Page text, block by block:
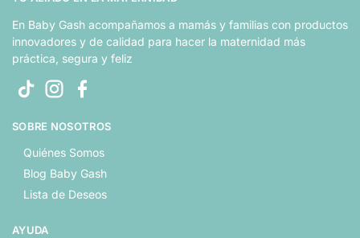
En Baby Gash acompañamos a mamás y familias con productos
innovadores y de calidad para hacer la maternidad más
práctica, segura y feliz
SOBRE NOSOTROS
Quiénes Somos
Blog Baby Gash
Lista de Deseos
AYUDA